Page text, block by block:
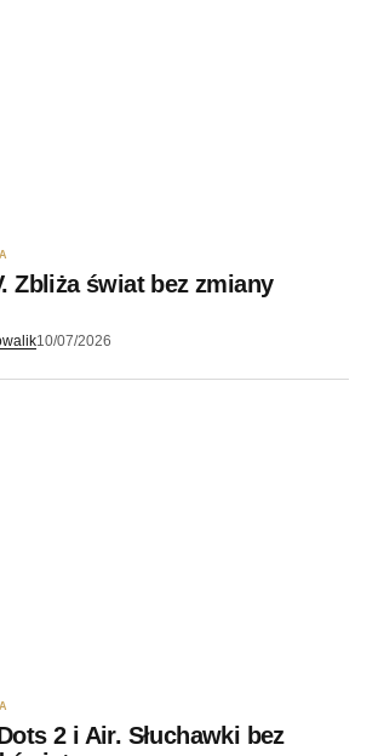
Zbliża świat bez zmiany
10/07/2026
2 i Air. Słuchawki bez